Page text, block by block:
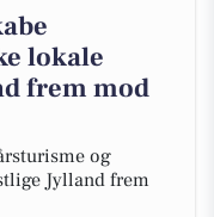
lokale
frem mod
og
Jylland frem